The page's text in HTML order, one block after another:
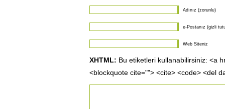
Adınız (zorunlu)
e-Postanız (gizli
Web Siteniz
XHTML: Bu etiketleri kullanabilirsiniz: <a
<blockquote cite=""> <cite> <code> <del